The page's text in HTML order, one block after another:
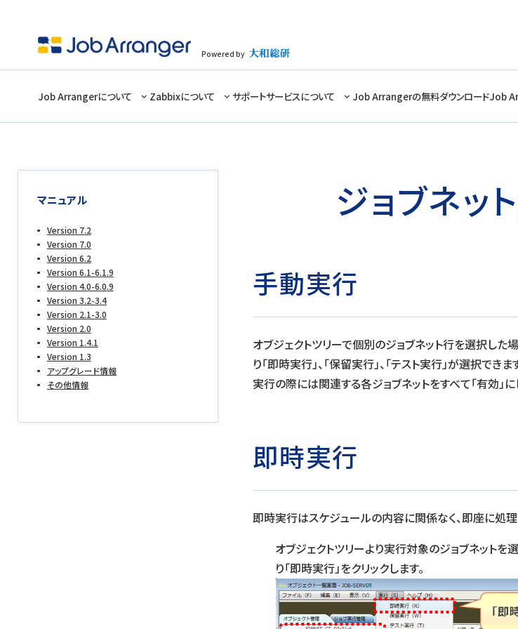
Powered by
Job Arrangerについて Zabbixについて サポートサービスについて Job Arrangerの無料ダウンロードJob
マニュアル
Version 7.2
Version 7.0
Version 6.2
Version 6.1-6.1.9
Version 4.0-6.0.9
Version 3.2-3.4
Version 2.1-3.0
Version 2.0
Version 1.4.1
Version 1.3
アップグレード情報
その他情報
ジョブネッ
手動実行
オブジェクトツリーで個別のジョブネット行を選択した
り「即時実行」、「保留実行」、「テスト実行」が選択できま
実行の際には関連する各ジョブネットをすべて「有効」に
即時実行
即時実行はスケジュールの内容に関係なく、即座に処理
オブジェクトツリーより実行対象のジョブネットを
り「即時実行」をクリックします。